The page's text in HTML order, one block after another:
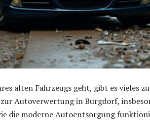
alten Fahrzeugs geht, gibt es vieles
Autoverwertung in Burgdorf,
die moderne Autoentsorgung